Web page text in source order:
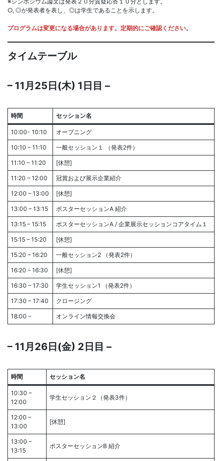
○, ◎が発表者を表し、◎は学生であることを示します。
プログラムは変更になる場合があります。定期的にご確認ください。
タイムテーブル
– 11月25日(木) 1日目 –
時間 セッション名
10:00- 10:10 オープニング
10:10 – 11:10 一般セッション１ （発表2件）
11:10 – 11:20 [休憩]
11:20 – 12:00 冠賞および展示企業紹介
12:00 – 13:00 [休憩]
13:00 – 13:15 ポスターセッションA 紹介
13:15 – 15:15 ポスターセッションA / 企業展示セッションコアタイム１
15:15 – 15:20 [休憩]
15:20 – 16:20 一般セッション2 （発表2件）
16:20 – 16:30 [休憩]
16:30 – 17:30 学生セッション1 （発表2件）
17:30 – 17:40 クロージング
18:00 – オンライン情報交換会
– 11月26日(金) 2日目 –
時間 セッション名
10:30 –
12:00
学生セッション２（発表3件）
12:00 –
13:00
[休憩]
13:00 –
13:15
ポスターセッションB 紹介